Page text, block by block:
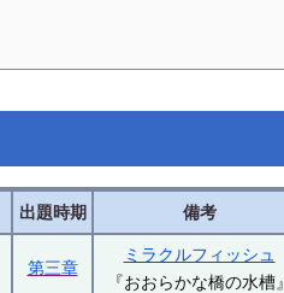
出題時期 備考
第三章
ミラクルフィッシュ
『おおらかな橋の水槽』